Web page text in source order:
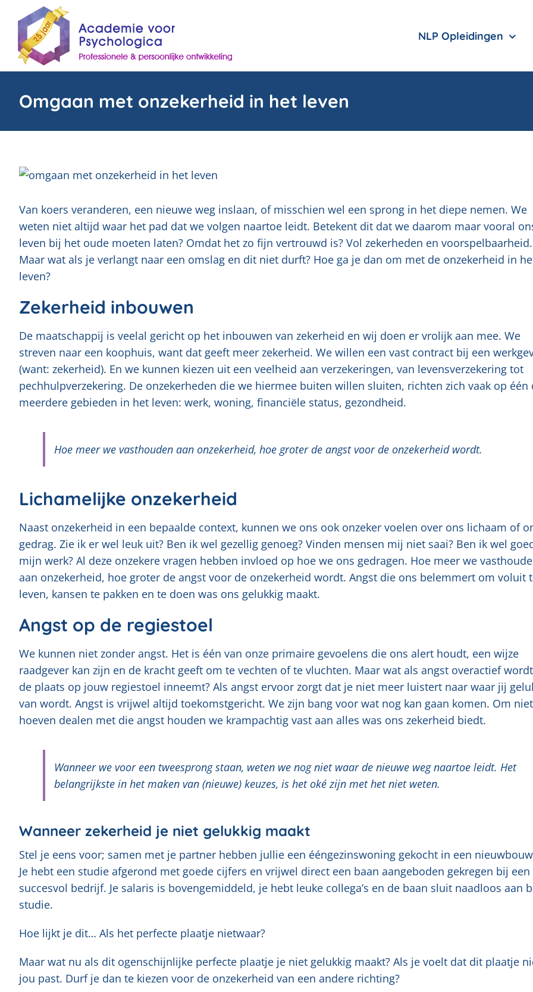
content
NLP Opleidingen
Omgaan met onzekerheid in het leven
Van koers veranderen, een nieuwe weg inslaan, of misschien wel een sprong in het diepe nemen. We
weten niet altijd waar het pad dat we volgen naartoe leidt. Betekent dit dat we daarom maar vooral
leven bij het oude moeten laten? Omdat het zo fijn vertrouwd is? Vol zekerheden en
Maar wat als je verlangt naar een omslag en dit niet durft? Hoe ga je dan om met de onzekerheid in
leven?
Zekerheid inbouwen
De maatschappij is veelal gericht op het inbouwen van zekerheid en wij doen er vrolijk aan mee. We
streven naar een koophuis, want dat geeft meer zekerheid. We willen een vast contract bij een
(want: zekerheid). En we kunnen kiezen uit een veelheid aan verzekeringen, van levensverzekering tot
pechhulpverzekering. De onzekerheden die we hiermee buiten willen sluiten, richten zich vaak op één
meerdere gebieden in het leven: werk, woning, financiële status, gezondheid.
Hoe meer we vasthouden aan onzekerheid, hoe groter de angst voor de onzekerheid wordt.
Lichamelijke onzekerheid
Naast onzekerheid in een bepaalde context, kunnen we ons ook onzeker voelen over ons lichaam of
gedrag. Zie ik er wel leuk uit? Ben ik wel gezellig genoeg? Vinden mensen mij niet saai? Ben ik wel
mijn werk? Al deze onzekere vragen hebben invloed op hoe we ons gedragen. Hoe meer we
aan onzekerheid, hoe groter de angst voor de onzekerheid wordt. Angst die ons belemmert om voluit
leven, kansen te pakken en te doen was ons gelukkig maakt.
Angst op de regiestoel
We kunnen niet zonder angst. Het is één van onze primaire gevoelens die ons alert houdt, een wijze
raadgever kan zijn en de kracht geeft om te vechten of te vluchten. Maar wat als angst overactief
de plaats op jouw regiestoel inneemt? Als angst ervoor zorgt dat je niet meer luistert naar waar jij
van wordt. Angst is vrijwel altijd toekomstgericht. We zijn bang voor wat nog kan gaan komen. Om
hoeven dealen met die angst houden we krampachtig vast aan alles was ons zekerheid biedt.
Wanneer we voor een tweesprong staan, weten we nog niet waar de nieuwe weg naartoe leidt. Het
belangrijkste in het maken van (nieuwe) keuzes, is het oké zijn met het niet weten.
Wanneer zekerheid je niet gelukkig maakt
Stel je eens voor; samen met je partner hebben jullie een ééngezinswoning gekocht in een
Je hebt een studie afgerond met goede cijfers en vrijwel direct een baan aangeboden gekregen bij een
succesvol bedrijf. Je salaris is bovengemiddeld, je hebt leuke collega’s en de baan sluit naadloos aan
studie.
Hoe lijkt je dit… Als het perfecte plaatje nietwaar?
Maar wat nu als dit ogenschijnlijke perfecte plaatje je niet gelukkig maakt? Als je voelt dat dit plaatje
jou past. Durf je dan te kiezen voor de onzekerheid van een andere richting?